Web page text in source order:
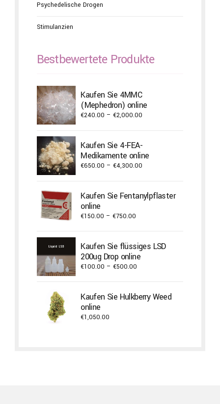
Psychedelische Drogen
Stimulanzien
Bestbewertete Produkte
Kaufen Sie 4MMC
(Mephedron) online
€240.00 – €2,000.00
through
€2,000.00
Kaufen Sie 4-FEA-
Medikamente online
€650.00 – €4,300.00
through
Kaufen Sie Fentanylpflaster
online
€150.00 – €750.00
through
€750.00
Kaufen Sie flüssiges LSD
200ug Drop online
€100.00 – €500.00
through
Kaufen Sie Hulkberry Weed
online
€1,050.00